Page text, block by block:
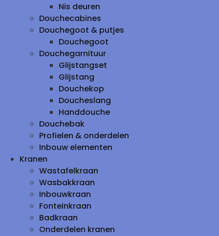
Nis deuren
Douchecabines
Douchegoot & putjes
Douchegoot
Douchegarnituur
Glijstangset
Glijstang
Douchekop
Doucheslang
Handdouche
Douchebak
Profielen & onderdelen
Inbouw elementen
Kranen
Wastafelkraan
Wasbakkraan
Inbouwkraan
Fonteinkraan
Badkraan
Onderdelen kranen